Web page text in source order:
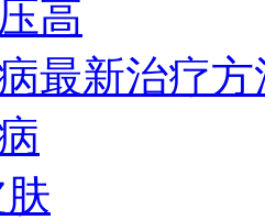
高
最新治疗方